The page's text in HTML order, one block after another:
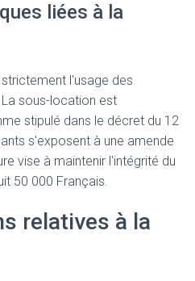
liées à la
l'usage des
sous-location est
stipulé dans le décret du 12
s'exposent à une amende
vise à maintenir l'intégrité du
50 000 Français.
relatives à la